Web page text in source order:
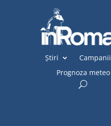
Știri
Campanii
Prognoza meteo